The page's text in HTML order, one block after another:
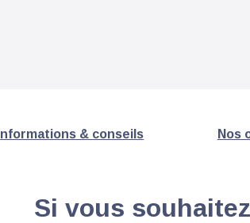
Informations & conseils Nos
Si vous souhaitez